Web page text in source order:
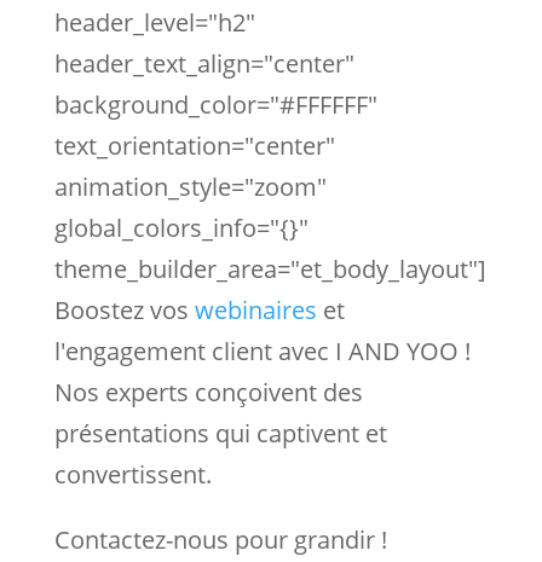
header_level="h2"
header_text_align="center"
background_color="#FFFFFF"
text_orientation="center"
animation_style="zoom"
global_colors_info="{}"
theme_builder_area="et_body_layout"]
Boostez vos webinaires et
l'engagement client avec I AND YOO !
Nos experts conçoivent des
présentations qui captivent et
convertissent.
Contactez-nous pour grandir !